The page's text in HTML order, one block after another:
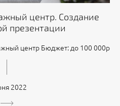
центр. Создание
презентации
центр Бюджет: до 100 000р
2022